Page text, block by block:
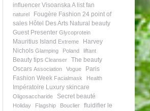
influencer Visoanska A list fan
naturel Fougère Fashion 24 point of
sales Hôtel Des Arts Natural beauty
Guest Presenter Glycoprotein
Mauritius Island Extreme
Harvey
Nichols Glamping Poland liftant
Beauty tips Cleanser
The beauty
Oscars Association Vogue
Paris
Fashion Week Facialmask Health
Impératoire Luxury skincare
Oligosaccharide Secret beauté
Holiday Flagship Bouclier fluidifier le